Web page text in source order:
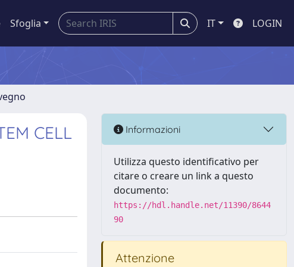
Sfoglia IT LOGIN
CELL
Informazioni
Utilizza questo identificativo per
citare o creare un link a questo
documento:
https://hdl.handle.net/11390/8644
90
Attenzione